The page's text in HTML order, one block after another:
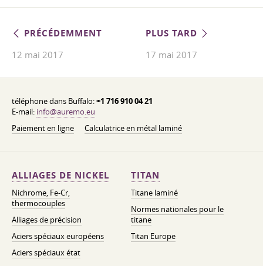
PRÉCÉDEMMENT
12 mai 2017
PLUS TARD
17 mai 2017
téléphone dans Buffalo:+1 716 910 04 21
E-mail: info@auremo.eu
Paiement en ligne
Calculatrice en métal laminé
ALLIAGES DE NICKEL
Nichrome, Fe-Cr,
thermocouples
Alliages de précision
Aciers spéciaux européens
Aciers spéciaux état
TITAN
Titane laminé
Normes nationales pour le
titane
Titan Europe